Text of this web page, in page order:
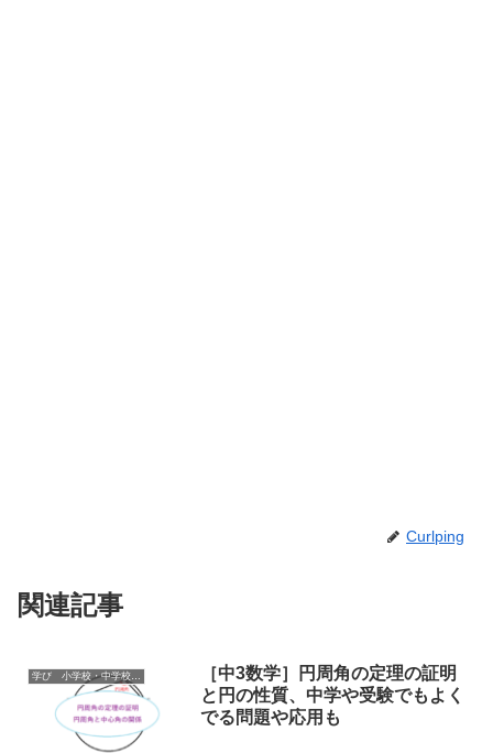
Curlping
関連記事
学び 小学校・中学校・高校・大学 受験情報
［中3数学］円周角の定理の証明
と円の性質、中学や受験でもよく
でる問題や応用も